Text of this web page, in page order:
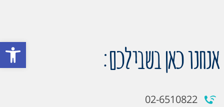
פתח אנחנו כאן בשבילכם:
02-6510822